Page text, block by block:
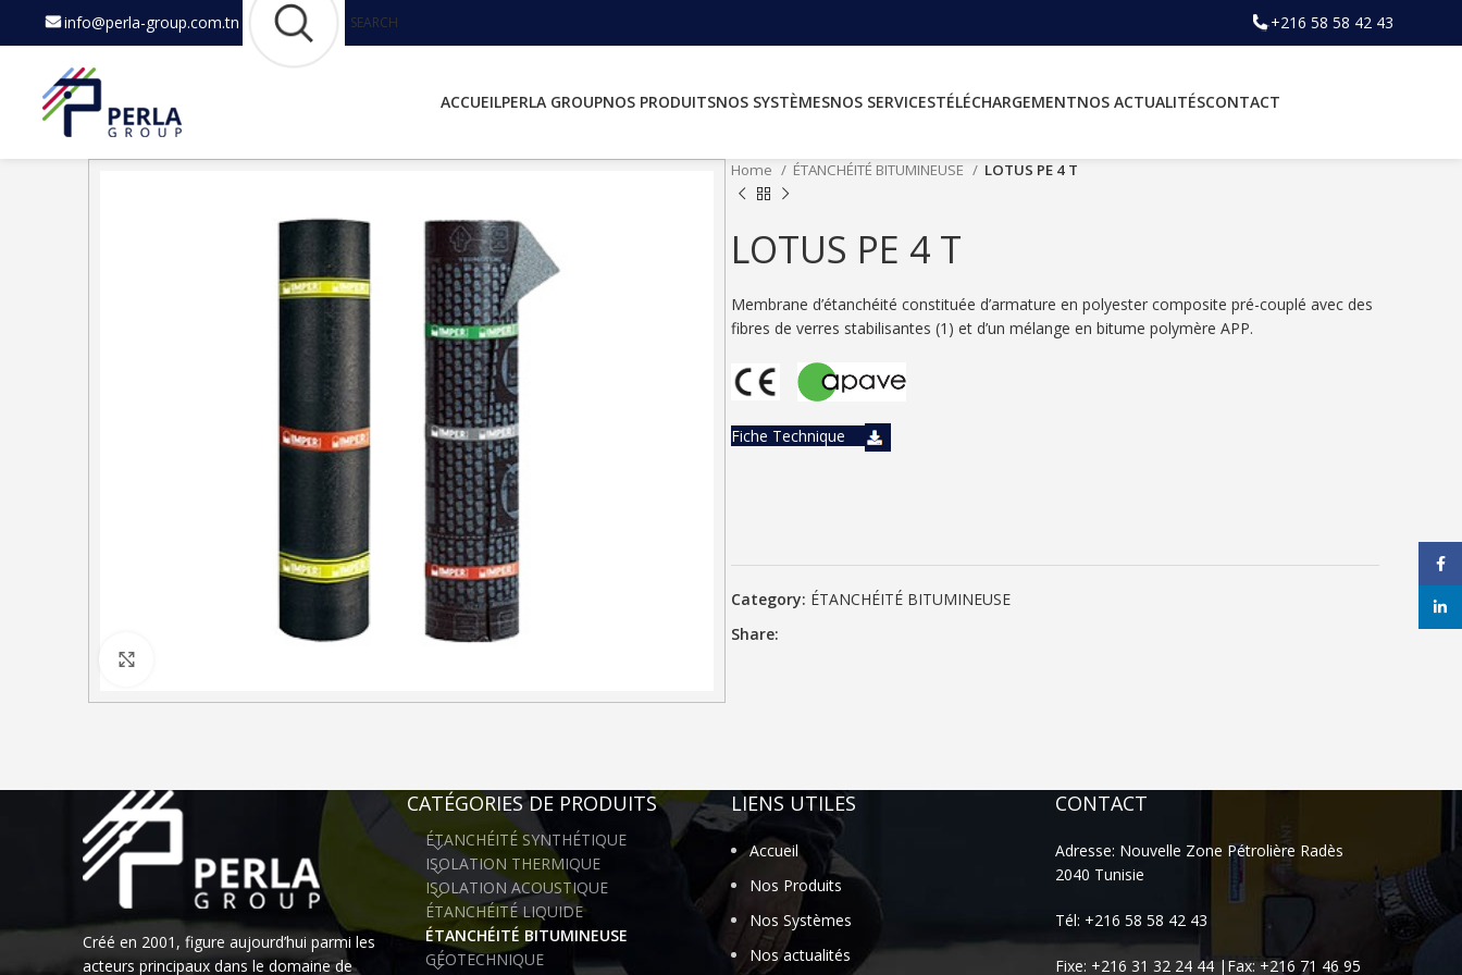
info@perla-group.com.tn SEARCH +216 58 58 42 43
ACCUEILPERLA GROUPNOS PRODUITSNOS SYSTÈMESNOS SERVICESTÉLÉCHARGEMENTNOS ACTUALITÉSCONTACT
Home ÉTANCHÉITÉ BITUMINEUSE LOTUS PE 4 T
LOTUS PE 4 T
Membrane d’étanchéité constituée d’armature en polyester composite pré-couplé avec des
fibres de verres stabilisantes (1) et d’un mélange en bitume polymère APP.
Fiche Technique
Category: ÉTANCHÉITÉ BITUMINEUSE
Share:
Créé en 2001, figure aujourd’hui parmi les
acteurs principaux dans le domaine de
CATÉGORIES DE PRODUITS
ÉTANCHÉITÉ SYNTHÉTIQUE
ISOLATION THERMIQUE
ISOLATION ACOUSTIQUE
ÉTANCHÉITÉ LIQUIDE
ÉTANCHÉITÉ BITUMINEUSE
GÉOTECHNIQUE
LIENS UTILES
Accueil
Nos Produits
Nos Systèmes
Nos actualités
CONTACT
Adresse: Nouvelle Zone Pétrolière Radès
2040 Tunisie
Tél: +216 58 58 42 43
Fixe: +216 31 32 24 44 |Fax: +216 71 46 95